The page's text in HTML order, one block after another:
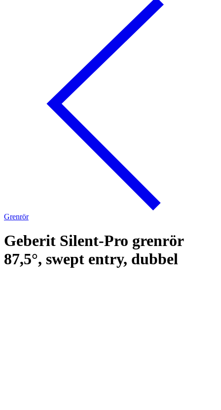
Grenrör
Geberit Silent-Pro grenrör
87,5°, swept entry, dubbel